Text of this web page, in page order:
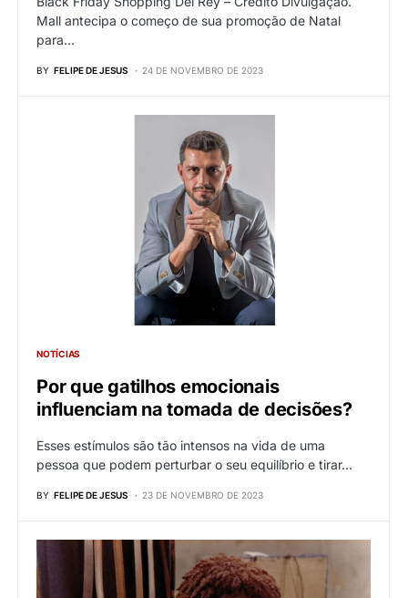
Mall antecipa o começo de sua promoção de Natal
para…
BY FELIPE DE JESUS 24 DE NOVEMBRO DE 2023
NOTÍCIAS
Por que gatilhos emocionais
influenciam na tomada de decisões?
Esses estímulos são tão intensos na vida de uma
pessoa que podem perturbar o seu equilíbrio e tirar…
BY FELIPE DE JESUS 23 DE NOVEMBRO DE 2023